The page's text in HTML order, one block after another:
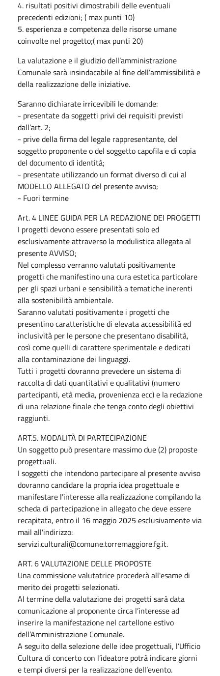
4. risultati positivi dimostrabili delle eventuali
precedenti edizioni; ( max punti 10)
5. esperienza e competenza delle risorse umane
coinvolte nel progetto;( max punti 20)
La valutazione e il giudizio dell’amministrazione
Comunale sarà insindacabile al fine dell’ammissibilità e
della realizzazione delle iniziative.
Saranno dichiarate irricevibili le domande:
- presentate da soggetti privi dei requisiti previsti
dall’art. 2;
- prive della firma del legale rappresentante, del
soggetto proponente o del soggetto capofila e di copia
del documento di identità;
- presentate utilizzando un format diverso di cui al
MODELLO ALLEGATO del presente avviso;
- Fuori termine
Art. 4 LINEE GUIDA PER LA REDAZIONE DEI PROGETTI
I progetti devono essere presentati solo ed
esclusivamente attraverso la modulistica allegata al
presente AVVISO;
Nel complesso verranno valutati positivamente
progetti che manifestino una cura estetica particolare
per gli spazi urbani e sensibilità a tematiche inerenti
alla sostenibilità ambientale.
Saranno valutati positivamente i progetti che
presentino caratteristiche di elevata accessibilità ed
inclusività per le persone che presentano disabilità,
così come quelli di carattere sperimentale e dedicati
alla contaminazione dei linguaggi.
Tutti i progetti dovranno prevedere un sistema di
raccolta di dati quantitativi e qualitativi (numero
partecipanti, età media, provenienza ecc) e la redazione
di una relazione finale che tenga conto degli obiettivi
raggiunti.
ART.5. MODALITÀ DI PARTECIPAZIONE
Un soggetto può presentare massimo due (2) proposte
progettuali.
I soggetti che intendono partecipare al presente avviso
dovranno candidare la propria idea progettuale e
manifestare l'interesse alla realizzazione compilando la
scheda di partecipazione in allegato che deve essere
recapitata, entro il 16 maggio 2025 esclusivamente via
mail all'indirizzo:
servizi.culturali@comune.torremaggiore.fg.it.
ART. 6 VALUTAZIONE DELLE PROPOSTE
Una commissione valutatrice procederà all'esame di
merito dei progetti selezionati.
Al termine della valutazione dei progetti sarà data
comunicazione al proponente circa l’interesse ad
inserire la manifestazione nel cartellone estivo
dell’Amministrazione Comunale.
A seguito della selezione delle idee progettuali, l’Ufficio
Cultura di concerto con l’ideatore potrà indicare giorni
e tempi diversi per la realizzazione dell’evento.